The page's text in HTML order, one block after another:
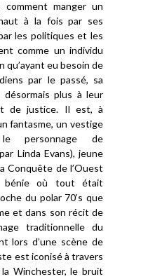
comment manger un
à la foispar ses
les politiques et les
comme un individu
qu’ayant eu besoin de
par le passé, sa
désormais plus à leur
de justice. Il est,à
fantasme, un vestige
personnage de
Linda Evans), jeune
Conquête de l’Ouest
bénie où tout était
du polar 70’s que
et dans son récit de
traditionnelledu
lors d’une scène de
est iconisé à travers
Winchester, le bruit